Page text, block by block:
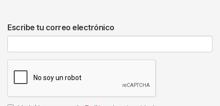
Escribe tu correo electrónico